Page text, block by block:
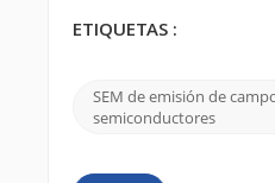
es fundamental ...
ETIQUETAS :
SEM de emisión de
semiconductores